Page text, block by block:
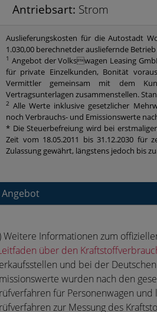
Antriebsart: Strom
Auslieferungskosten für die Autostadt
1.030,00 berechnetder ausliefernde
1 Angebot der Volkswagen Leasing
für private Einzelkunden, Bonität
Vermittler gemeinsam mit dem
Vertragsunterlagen zusammenstellen.
2 Alle Werte inklusive gesetzlicher
noch Verbrauchs- und Emissionswerte
* Die Steuerbefreiung wird bei
Zeit vom 18.05.2011 bis 31.12.2030 für
Zulassung gewährt, längstens jedoch bis
Angebot
Weitere Informationen zum
über den
und bei der
wurden nach den
für Personenwagen
zur Messung des